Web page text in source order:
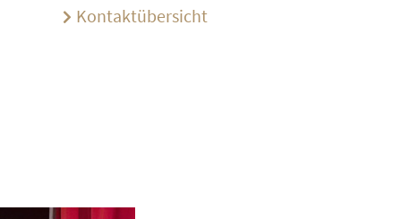
Kontaktübersicht